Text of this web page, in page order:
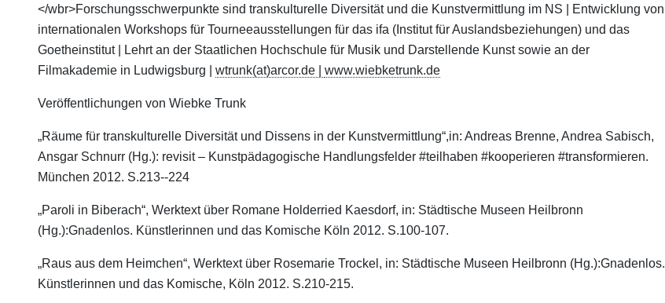
</wbr>Forschungsschwerpunkte sind transkulturelle Diversität und die Kunstvermittlung im NS | Entwicklung von
internationalen Workshops für Tourneeausstellungen für das ifa (Institut für Auslandsbeziehungen) und das
Goetheinstitut | Lehrt an der Staatlichen Hochschule für Musik und Darstellende Kunst sowie an der
Filmakademie in Ludwigsburg | wtrunk(at)arcor.de | www.wiebketrunk.de
Veröffentlichungen von Wiebke Trunk
„Räume für transkulturelle Diversität und Dissens in der Kunstvermittlung“,in: Andreas Brenne, Andrea Sabisch,
Ansgar Schnurr (Hg.): revisit – Kunstpädagogische Handlungsfelder #teilhaben #kooperieren #transformieren.
München 2012. S.213-­-224
„Paroli in Biberach“, Werktext über Romane Holderried Kaesdorf, in: Städtische Museen Heilbronn
(Hg.):Gnadenlos. Künstlerinnen und das Komische Köln 2012. S.100-­107.
„Raus aus dem Heimchen“, Werktext über Rosemarie Trockel, in: Städtische Museen Heilbronn (Hg.):Gnadenlos.
Künstlerinnen und das Komische, Köln 2012. S.210-­215.